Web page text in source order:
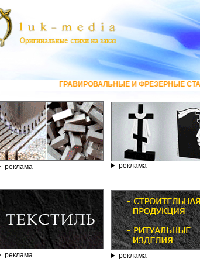
ГРАВИРОВАЛЬНЫЕ И ФРЕЗЕРНЫЕ СТАНКИ ПО КАМНЮ
реклама реклама
реклама реклама